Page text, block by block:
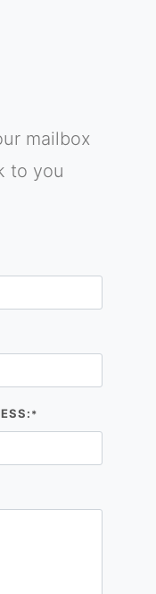
mailbox
to you
*